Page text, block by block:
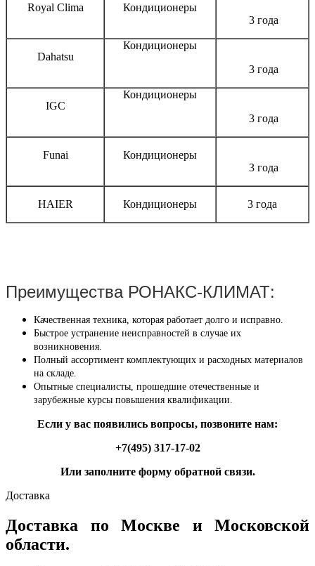
Royal Clima
Кондиционеры
3 года
Dahatsu
Кондиционеры
3 года
IGC
Кондиционеры
3 года
Funai
Кондиционеры
3 года
HAIER Кондиционеры 3 года
Преимущества РОНАКС-КЛИМАТ:
Качественная техника, которая работает долго и исправно.
Быстрое устранение неисправностей в случае их
возникновения.
Полный ассортимент комплектующих и расходных материалов
на складе.
Опытные специалисты, прошедшие отечественные и
зарубежные курсы повышения квалификации.
Если у вас появились вопросы, позвоните нам:
+7(495) 317-17-02
Или заполните форму обратной связи.
Доставка
Доставка по Москве и Московской
области.